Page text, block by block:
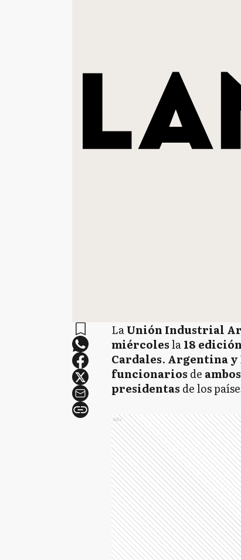
LaUnión Industrial
miércolesla18
Cardales. Argentina y
funcionarios de
presidentas de los
Ads